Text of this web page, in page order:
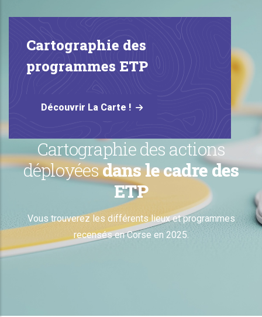
Cartographie des
programmes ETP
Découvrir La Carte !
Cartographie des actions
déployéesdans le cadre des
ETP
Vous trouverez les différents lieux et programmes
recensés en Corse en 2025.